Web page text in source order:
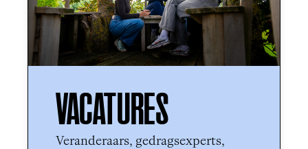
VACATURES
Veranderaars, gedragsexperts,